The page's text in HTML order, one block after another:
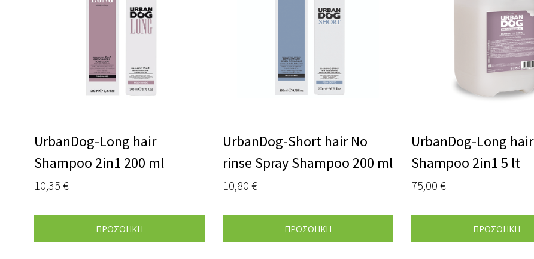
UrbanDog-Long hair
Shampoo 2in1 200 ml
10,35 €
ΠΡΟΣΘΗΚΗ
UrbanDog-Short hair No
rinse Spray Shampoo 200 ml
10,80 €
ΠΡΟΣΘΗΚΗ
UrbanDog-Long hair
Shampoo 2in1 5 lt
75,00 €
ΠΡΟΣΘΗΚΗ